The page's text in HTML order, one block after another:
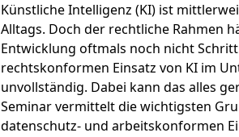
Künstliche Intelligenz (KI) ist
Alltags. Doch der rechtliche Rahmen
Entwicklung oftmals noch nicht
rechtskonformen Einsatz von KI im
unvollständig. Dabei kann das alles
Seminar vermittelt die wichtigsten
datenschutz- und arbeitskonformen